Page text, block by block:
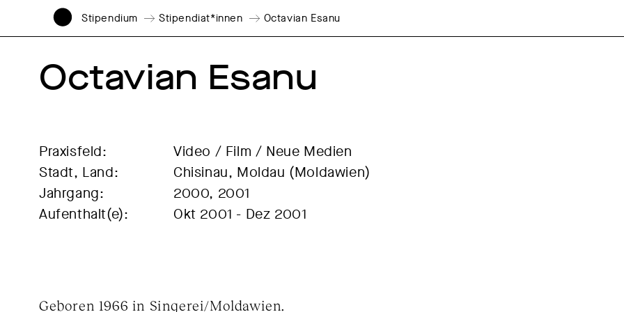
Stipendium Stipendiat*innen Octavian Esanu
Octavian Esanu
Praxisfeld:
Video / Film / Neue Medien
Stadt, Land:
Chisinau, Moldau (Moldawien)
Jahrgang:
2000, 2001
Aufenthalt(e):
Okt 2001 - Dez 2001
Geboren 1966 in Singerei/Moldawien.